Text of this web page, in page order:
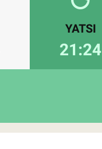
YATSI
21:24